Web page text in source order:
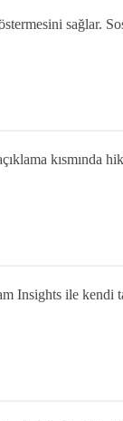
sağlar.
kısmında
Insights ile